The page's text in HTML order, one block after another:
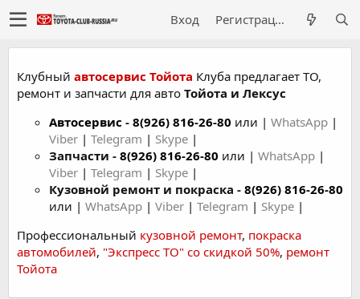
Вход Регистрация
Клубный автосервис Тойота Клуба предлагает ТО,
ремонт и запчасти для авто Тойота и Лексус
Автосервис - 8(926) 816-26-80 или | WhatsApp |
Viber | Telegram | Skype |
Запчасти - 8(926) 816-26-80 или | WhatsApp |
Viber | Telegram | Skype |
Кузовной ремонт и покраска - 8(926) 816-26-80
или | WhatsApp | Viber | Telegram | Skype |
Профессиональный кузовной ремонт, покраска
автомобилей, "Экспресс ТО" со скидкой 50%, ремонт
Тойота